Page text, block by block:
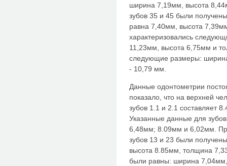
ширина 7,19мм, высота
зубов 35 и 45 были
равна 7,40мм, высота
характеризовались
11,23мм, высота 6,75мм и
следующие размеры:
- 10,79 мм.
Данные одонтометрии
показало, что на верхней
зубов 1.1 и 2.1 составляет
Указанные данные для
6,48мм; 8.09мм и 6,02мм.
зубов 13 и 23 были
высота 8.85мм, толщина
были равны: ширина